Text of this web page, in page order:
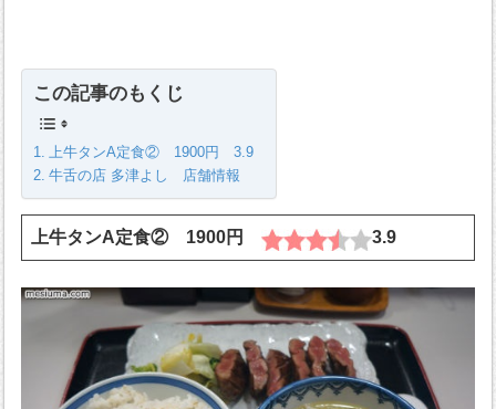
この記事のもくじ
上牛タンA定食② 1900円 3.9
牛舌の店 多津よし 店舗情報
上牛タンA定食② 1900円 3.9